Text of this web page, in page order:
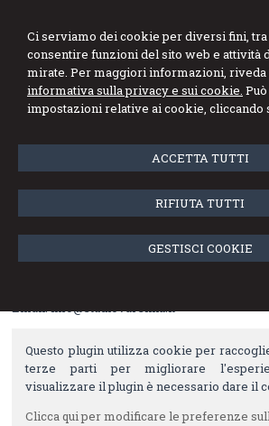
Ci serviamo dei cookie per diversi fini,
consentire funzioni del sito web e attività
mirate. Per maggiori informazioni, riveda
informativa sulla privacy e sui cookie.
impostazioni relative ai cookie, cliccando
ACCETTA TUTTI
RIFIUTA TUTTI
GESTISCI COOKIE
Contatti
Dottore Commercialista - Revisore Legali dei
Piazza Resistenza, 2
28883 Gravellona
Email: info@studiovarenna.it
Questo plugin utilizza cookie per
terze parti per migliorare
visualizzare il plugin è necessario dare il
Clicca qui per modificare le preferenze